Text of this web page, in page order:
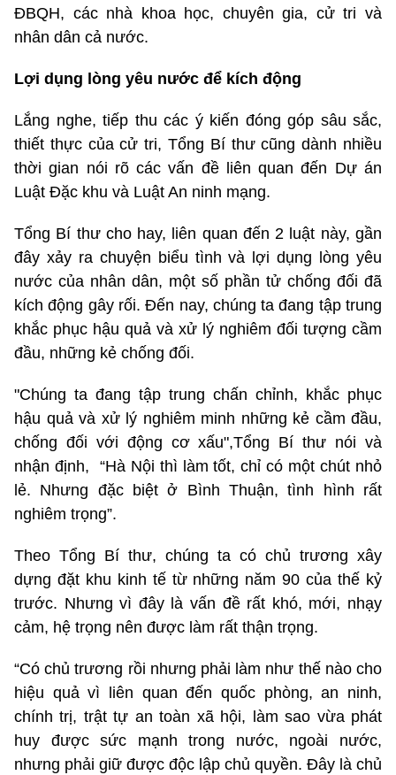
ĐBQH, các nhà khoa học, chuyên gia, cử tri và
nhân dân cả nước.
Lợi dụng lòng yêu nước để kích động
Lắng nghe, tiếp thu các ý kiến đóng góp sâu sắc,
thiết thực của cử tri, Tổng Bí thư cũng dành nhiều
thời gian nói rõ các vấn đề liên quan đến Dự án
Luật Đặc khu và Luật An ninh mạng.
Tổng Bí thư cho hay, liên quan đến 2 luật này, gần
đây xảy ra chuyện biểu tình và lợi dụng lòng yêu
nước của nhân dân, một số phần tử chống đối đã
kích động gây rối. Đến nay, chúng ta đang tập trung
khắc phục hậu quả và xử lý nghiêm đối tượng cầm
đầu, những kẻ chống đối.
"Chúng ta đang tập trung chấn chỉnh, khắc phục
hậu quả và xử lý nghiêm minh những kẻ cầm đầu,
chống đối với động cơ xấu",Tổng Bí thư nói và
nhận định, “Hà Nội thì làm tốt, chỉ có một chút nhỏ
lẻ. Nhưng đặc biệt ở Bình Thuận, tình hình rất
nghiêm trọng”.
Theo Tổng Bí thư, chúng ta có chủ trương xây
dựng đặt khu kinh tế từ những năm 90 của thế kỷ
trước. Nhưng vì đây là vấn đề rất khó, mới, nhạy
cảm, hệ trọng nên được làm rất thận trọng.
“Có chủ trương rồi nhưng phải làm như thế nào cho
hiệu quả vì liên quan đến quốc phòng, an ninh,
chính trị, trật tự an toàn xã hội, làm sao vừa phát
huy được sức mạnh trong nước, ngoài nước,
nhưng phải giữ được độc lập chủ quyền. Đây là chủ